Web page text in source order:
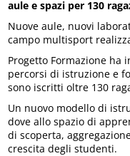
aule e spazi per 130
Nuove aule, nuovi
campo multisport
Progetto Formazione ha
percorsi di istruzione e
sono iscritti oltre 130
Un nuovo modello di
dove allo spazio di
di scoperta,
crescita degli studenti.